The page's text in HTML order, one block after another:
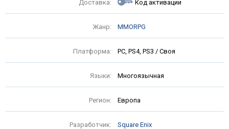
Доставка: Код активации
Жанр: MMORPG
Платформа: PC, PS4, PS3 / Своя
Языки: Многоязычная
Регион: Европа
Разработчик: Square Enix